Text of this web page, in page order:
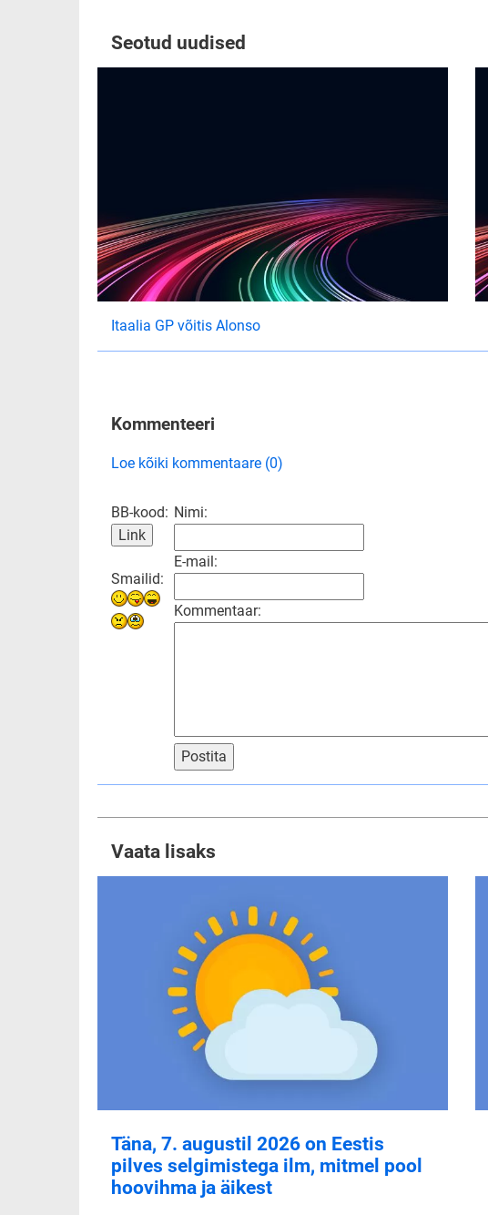
Seotud uudised
Itaalia GP võitis Alonso
Kommenteeri
Loe kõiki kommentaare (0)
BB-kood:
Smailid:
Nimi:
E-mail:
Kommentaar:
Postita
Vaata lisaks
Täna, 7. augustil 2026 on Eestis
pilves selgimistega ilm, mitmel pool
hoovihma ja äikest